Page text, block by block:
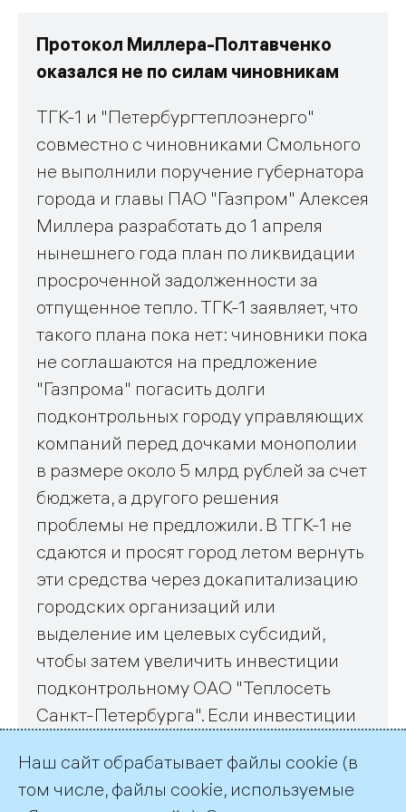
Протокол Миллера-Полтавченко
оказался не по силам чиновникам
ТГК-1 и "Петербургтеплоэнерго"
совместно с чиновниками Смольного
не выполнили поручение губернатора
города и главы ПАО "Газпром" Алексея
Миллера разработать до 1 апреля
нынешнего года план по ликвидации
просроченной задолженности за
отпущенное тепло. ТГК-1 заявляет, что
такого плана пока нет: чиновники пока
не соглашаются на предложение
"Газпрома" погасить долги
подконтрольных городу управляющих
компаний перед дочками монополии
в размере около 5 млрд рублей за счет
бюджета, а другого решения
проблемы не предложили. В ТГК-1 не
сдаются и просят город летом вернуть
эти средства через докапитализацию
городских организаций или
выделение им целевых субсидий,
чтобы затем увеличить инвестиции
подконтрольному ОАО "Теплосеть
Санкт-Петербурга". Если инвестиции
станут происходить чаще.
Наш сайт обрабатывает файлы cookie (в
том числе, файлы cookie, используемые